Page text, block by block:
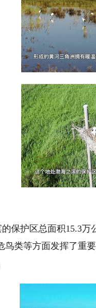
保护区总面积15.3
鸟类等方面发挥了重